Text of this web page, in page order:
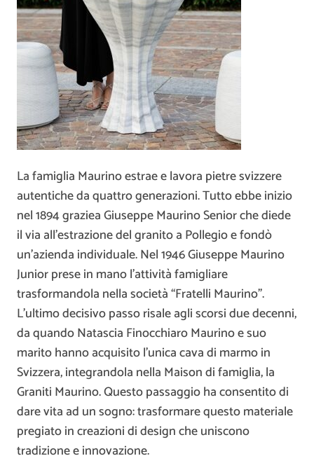
La famiglia Maurino estrae e lavora pietre svizzere
autentiche da quattro generazioni. Tutto ebbe inizio
nel 1894 graziea Giuseppe Maurino Senior che diede
il via all’estrazione del granito a Pollegio e fondò
un’azienda individuale. Nel 1946 Giuseppe Maurino
Junior prese in mano l’attività famigliare
trasformandola nella società “Fratelli Maurino”.
L’ultimo decisivo passo risale agli scorsi due decenni,
da quando Natascia Finocchiaro Maurino e suo
marito hanno acquisito l’unica cava di marmo in
Svizzera, integrandola nella Maison di famiglia, la
Graniti Maurino. Questo passaggio ha consentito di
dare vita ad un sogno: trasformare questo materiale
pregiato in creazioni di design che uniscono
tradizione e innovazione.